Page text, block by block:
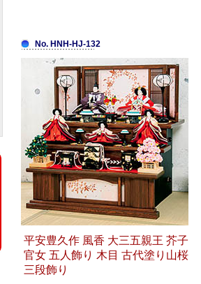
No. HNH-HJ-132
平安豊久作 風香 大三五親王 芥子
官女 五人飾り 木目 古代塗り山桜
三段飾り